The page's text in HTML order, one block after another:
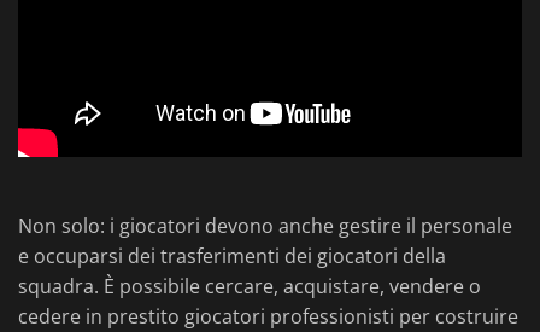
Non solo: i giocatori devono anche gestire il personale
e occuparsi dei trasferimenti dei giocatori della
squadra. È possibile cercare, acquistare, vendere o
cedere in prestito giocatori professionisti per costruire